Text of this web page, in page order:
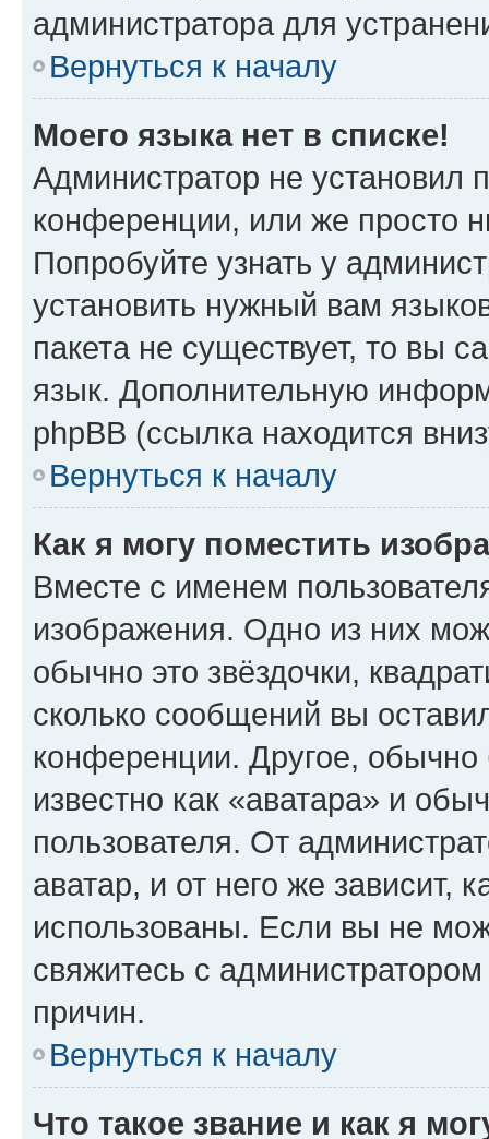
администратора для
Вернуться к началу
Моего языка нет в списке!
Администратор не установил
конференции, или же просто
Попробуйте узнать у
установить нужный вам
пакета не существует, то вы
язык. Дополнительную
phpBB (ссылка находится
Вернуться к началу
Как я могу поместить
Вместе с именем
изображения. Одно из них
обычно это звёздочки,
сколько сообщений вы
конференции. Другое,
известно как «аватара» и
пользователя. От
аватар, и от него же зависит,
использованы. Если вы не
свяжитесь с
причин.
Вернуться к началу
Что такое звание и как я